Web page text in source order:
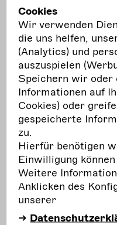
Deutschland"
2017
März 2017: Die
angepasst
Juli 2017: BFDK
"Allianz der Freien
November 2017:
Probenhonorare
Honoraruntergrenze
Cookies
Wir verwenden
die uns helfen,
(Analytics) und
auszuspielen
Speichern wir
Informationen auf
Cookies) oder
gespeicherte
zu.
Hierfür benötigen
Einwilligung
Weitere
Anklicken des
unserer